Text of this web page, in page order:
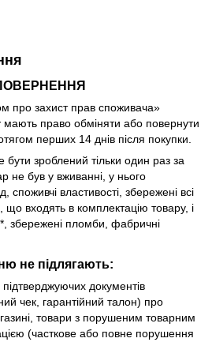
про захист прав споживача»
мають право обміняти або повернути
перших 14 днів після покупки.
зроблений тільки один раз за
не був у вживанні, у нього
властивості, збережені всі
що входять в комплектацію товару, і
збережені пломби, фабричні
не підлягають:
документів
чек, гарантійний талон) про
товари з порушеним товарним
(часткове або повне порушення